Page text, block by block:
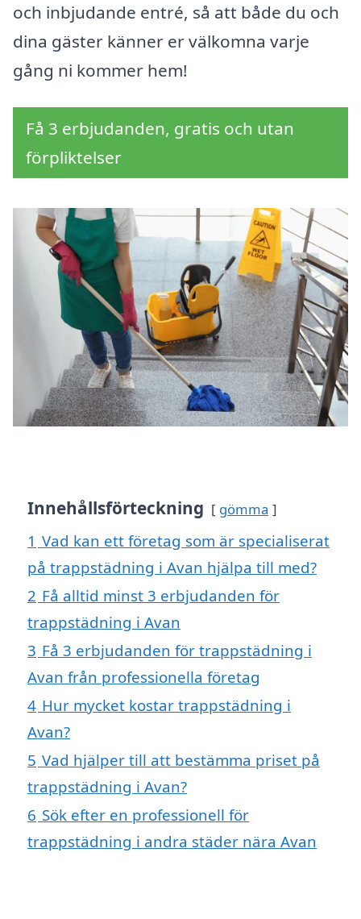
och inbjudande entré, så att både du och
dina gäster känner er välkomna varje
gång ni kommer hem!
Få 3 erbjudanden, gratis och utan
förpliktelser
Innehållsförteckning gömma
1 Vad kan ett företag som är specialiserat
på trappstädning i Avan hjälpa till med?
2 Få alltid minst 3 erbjudanden för
trappstädning i Avan
3 Få 3 erbjudanden för trappstädning i
Avan från professionella företag
4 Hur mycket kostar trappstädning i
Avan?
5 Vad hjälper till att bestämma priset på
trappstädning i Avan?
6 Sök efter en professionell för
trappstädning i andra städer nära Avan